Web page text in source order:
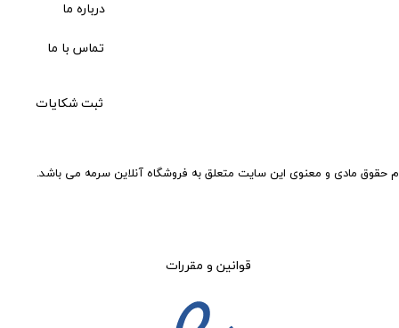
حقوق مادی و معنوی این سایت متعلق به فروشگاه آنلاین سرمه می باشد.
ثبت شکایات
قوانین و مقررات
تماس با ما
درباره ما